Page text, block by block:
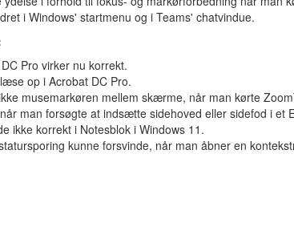
i Windows' startmenu og i Teams' chatvindue.
Pro virker nu korrekt.
op i Acrobat DC Pro.
musemarkøren mellem skærme, når man kørte
man forsøgte at indsætte sidehoved eller sidefod i et
ikke korrekt i Notesblok i Windows 11.
kunne forsvinde, når man åbner en